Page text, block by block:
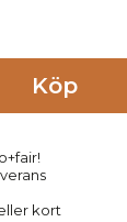
Köp
kort